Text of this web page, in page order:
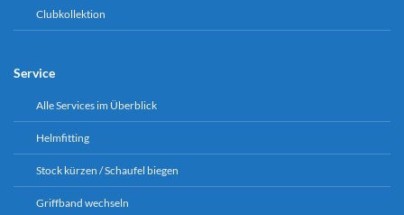
Clubkollektion
Service
Alle Services im Überblick
Helmfitting
Stock kürzen / Schaufel biegen
Griffband wechseln